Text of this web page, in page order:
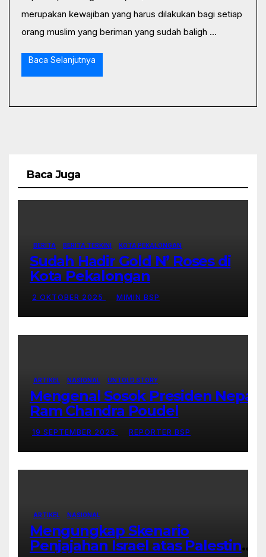
merupakan kewajiban yang harus dilakukan bagi setiap
orang muslim yang beriman yang sudah baligh ...
Baca Selanjutnya
Baca Juga
BERITA BERITA TERKINI KOTA PEKALONGAN
Sudah Hadir Gold N’ Roses di
Kota Pekalongan
2 OKTOBER 2025 MIMIN BSP
ARTIKEL NASIONAL UNTOLD STORY
Mengenal Sosok Presiden Nepal,
Ram Chandra Poudel
19 SEPTEMBER 2025 REPORTER BSP
ARTIKEL NASIONAL
Mengungkap Skenario
Penjajahan Israel atas Palestina